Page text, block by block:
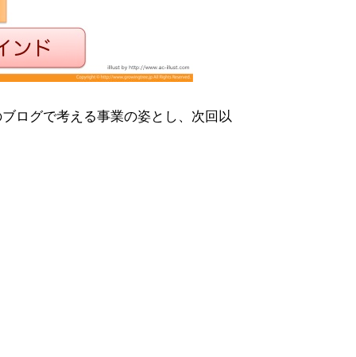
ログで考える事業の姿とし、次回以